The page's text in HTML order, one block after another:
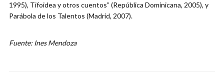
1995), Tifoidea y otros cuentos” (República Dominicana, 2005), y
Parábola de los Talentos (Madrid, 2007).
Fuente: Ines Mendoza